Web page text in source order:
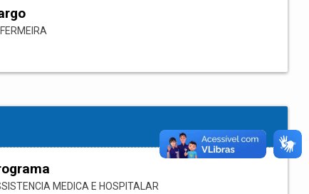
MEDICA E HOSPITALAR